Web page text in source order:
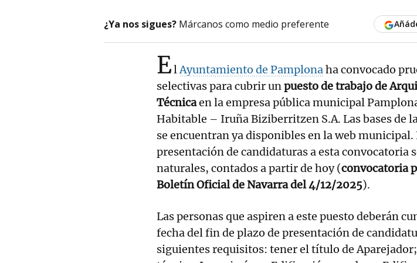
¿Ya nos sigues? Márcanos como medio preferente
ElAyuntamiento de Pamplonaha convocado
selectivas para cubrir unpuesto de trabajo de
Técnicaen la empresa pública municipal
Habitable – Iruña Biziberritzen S.A. Las bases de
se encuentran ya disponibles en la web municipal.
presentación de candidaturas a esta convocatoria
naturales, contados a partir de hoy (convocatoria
Boletín Oficial de Navarra del 4/12/2025).
Las personas que aspiren a este puesto deberán
fecha del fin de plazo de presentación de
siguientes requisitos: tener el título de